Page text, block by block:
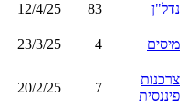
נדל"ן 83
12/4/25
מיסים 4
23/3/25
צרכנות
פיננסית
7
20/2/25